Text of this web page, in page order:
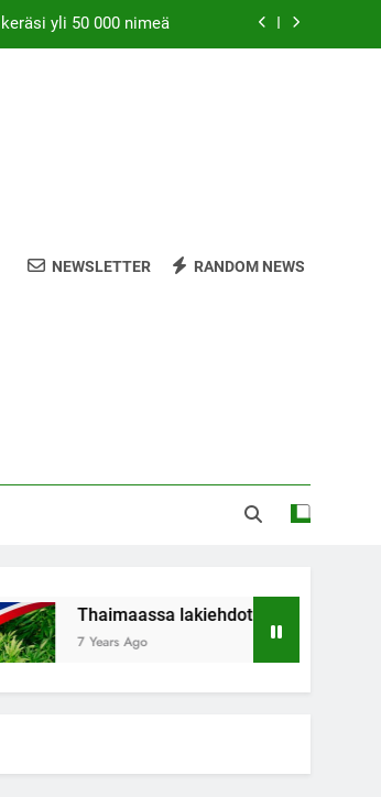
yli 50 000 nimeä
yli 50 000 nimeä
kotikasvatuksen
NEWSLETTER RANDOM NEWS
lakiehdotus sallisi kannabiksen
Ago